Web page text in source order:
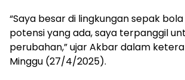
“Saya besar di lingkungan sepak
potensi yang ada, saya terpanggil
perubahan,” ujar Akbar dalam
Minggu (27/4/2025).